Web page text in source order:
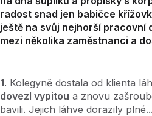
radost snad jen babičce
ještě na svůj nejhorší pracovní
mezi několika zaměstnanci a
1. Kolegyně dostala od klienta
dovezl vypitou a znovu
bavili. Jejich láhve dorazily